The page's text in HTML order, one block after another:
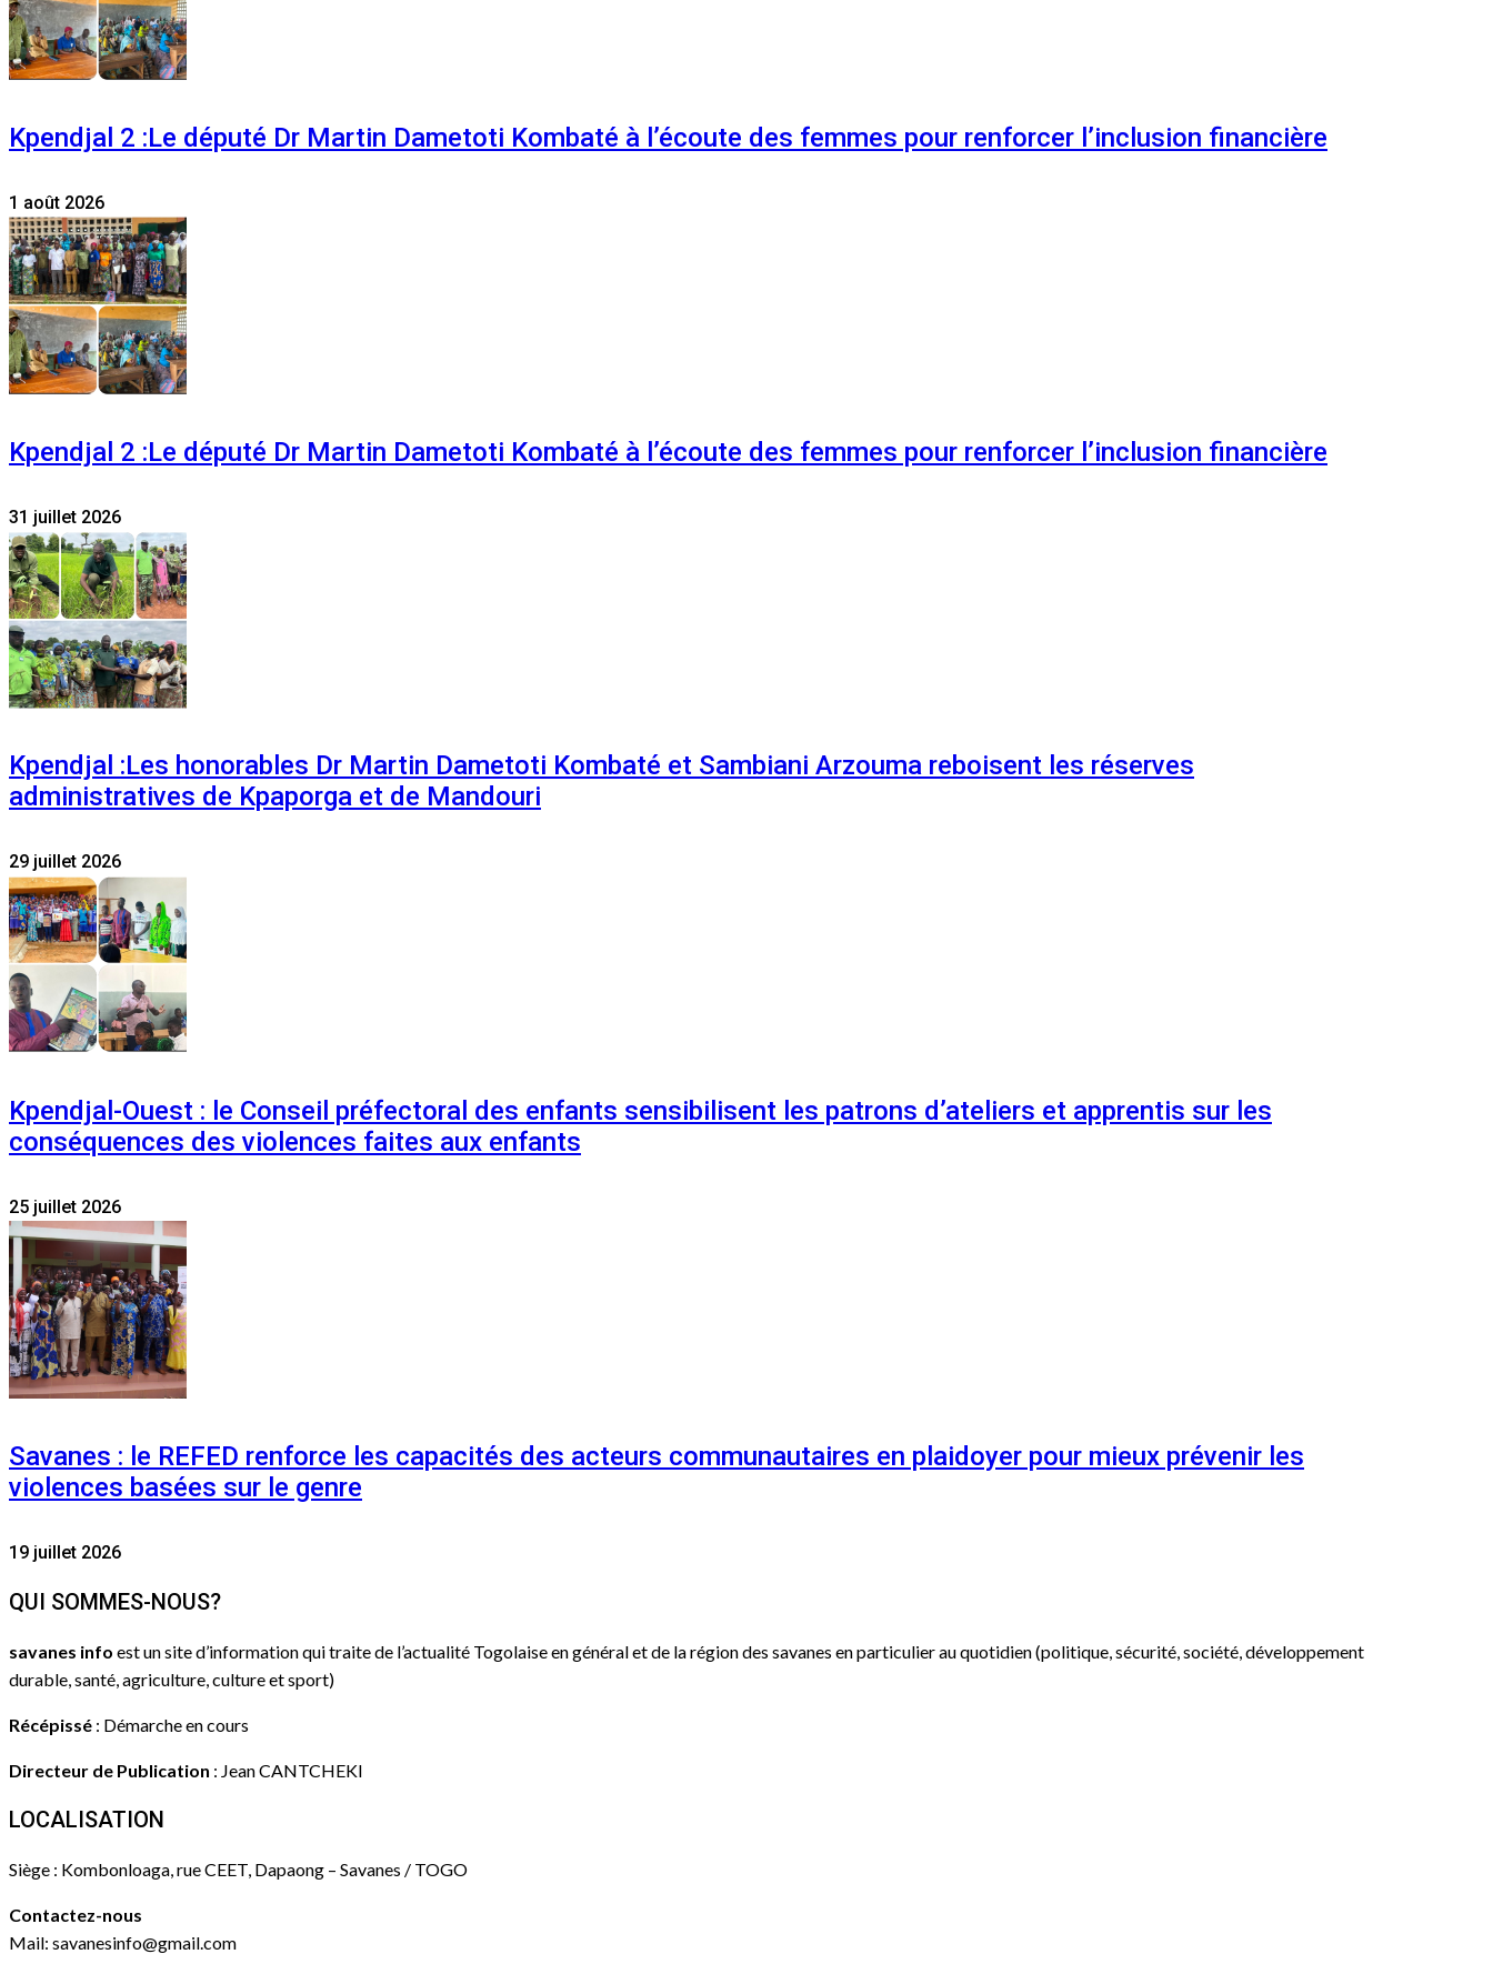
Kpendjal 2 :Le député Dr Martin Dametoti Kombaté à l’écoute des femmes pour renforcer l’inclusion financière
1 août 2026
Kpendjal 2 :Le député Dr Martin Dametoti Kombaté à l’écoute des femmes pour renforcer l’inclusion financière
31 juillet 2026
Kpendjal :Les honorables Dr Martin Dametoti Kombaté et Sambiani Arzouma reboisent les réserves
administratives de Kpaporga et de Mandouri
29 juillet 2026
Kpendjal-Ouest : le Conseil préfectoral des enfants sensibilisent les patrons d’ateliers et apprentis sur les
conséquences des violences faites aux enfants
25 juillet 2026
Savanes : le REFED renforce les capacités des acteurs communautaires en plaidoyer pour mieux prévenir les
violences basées sur le genre
19 juillet 2026
QUI SOMMES-NOUS?
savanes info est un site d’information qui traite de l’actualité Togolaise en général et de la région des savanes en particulier au quotidien (politique, sécurité, société, développement
durable, santé, agriculture, culture et sport)
Récépissé : Démarche en cours
Directeur de Publication : Jean CANTCHEKI
LOCALISATION
Siège : Kombonloaga, rue CEET, Dapaong – Savanes / TOGO
Contactez-nous
Mail: savanesinfo@gmail.com